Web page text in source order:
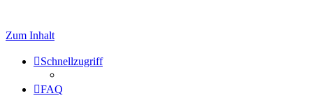
Zum Inhalt
Schnellzugriff
FAQ